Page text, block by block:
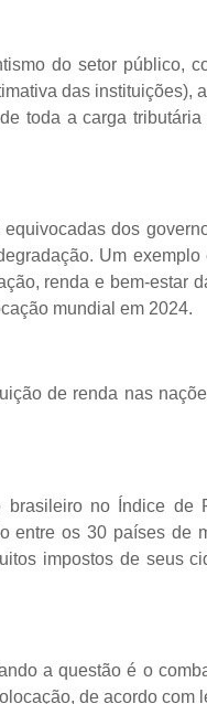
do setor público,
das instituições),
toda a carga
dos
Um
renda e bem-estar
mundial em 2024.
de renda nas
brasileiro no Índice
entre os 30 países de
impostos de seus
a questão é o
de acordo